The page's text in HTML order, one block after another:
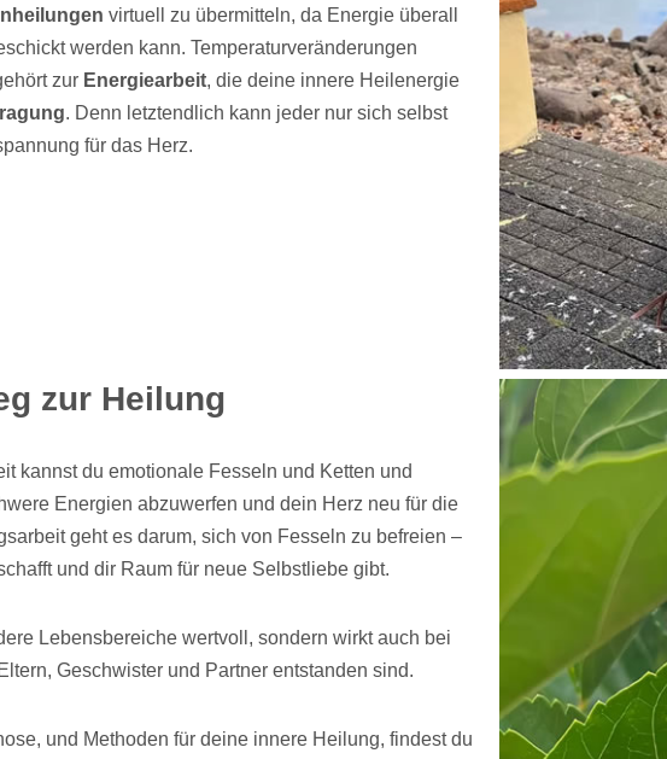
virtuell zu übermitteln, da Energie überall
werden kann. Temperaturveränderungen
zur Energiearbeit, die deine innere Heilenergie
. Denn letztendlich kann jeder nur sich selbst
für das Herz.
zur Heilung
kannst du emotionale Fesseln und Ketten und
Energien abzuwerfen und dein Herz neu für die
geht es darum, sich von Fesseln zu befreien –
und dir Raum für neue Selbstliebe gibt.
Lebensbereiche wertvoll, sondern wirkt auch bei
Geschwister und Partner entstanden sind.
und Methoden für deine innere Heilung, findest du